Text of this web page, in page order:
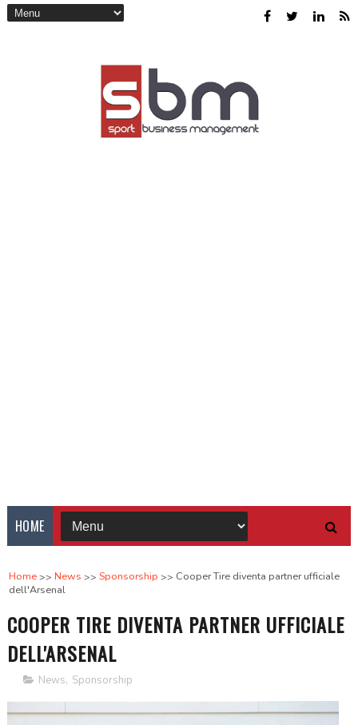
HOME
Home News Sponsorship
Cooper Tire diventa partner ufficiale
dell'Arsenal
COOPER TIRE DIVENTA PARTNER UFFICIALE
DELL'ARSENAL
News, Sponsorship